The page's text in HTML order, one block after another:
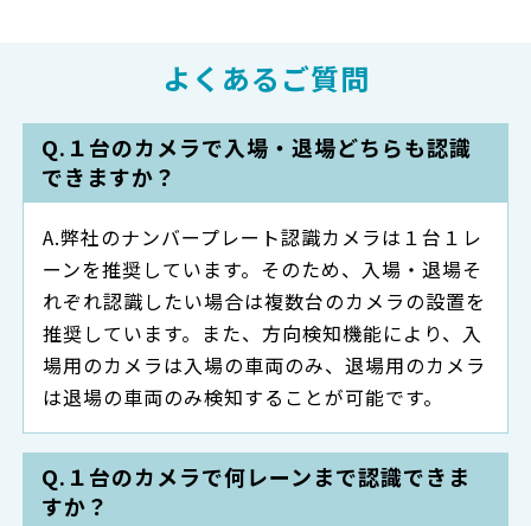
よくあるご質問
１台のカメラで入場・退場どちらも認識
できますか？
弊社のナンバープレート認識カメラは１台１レ
ーンを推奨しています。そのため、入場・退場そ
れぞれ認識したい場合は複数台のカメラの設置を
推奨しています。また、方向検知機能により、入
場用のカメラは入場の車両のみ、退場用のカメラ
は退場の車両のみ検知することが可能です。
１台のカメラで何レーンまで認識できま
すか？